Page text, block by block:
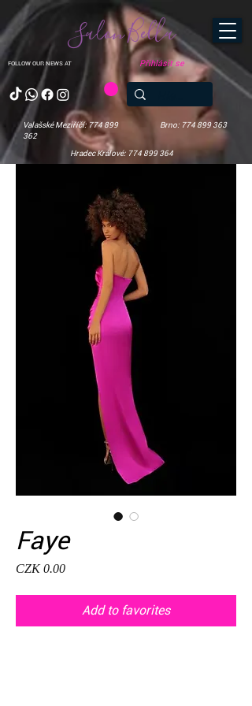
FOLLOW OUR NEWS AT
Salon Bella
Valašské Meziříčí: 774 899
362
Brno: 774 899 363
Hradec Králové: 774 899 364
Přihlásit se
Faye
CZK 0.00Price
Add to favorites